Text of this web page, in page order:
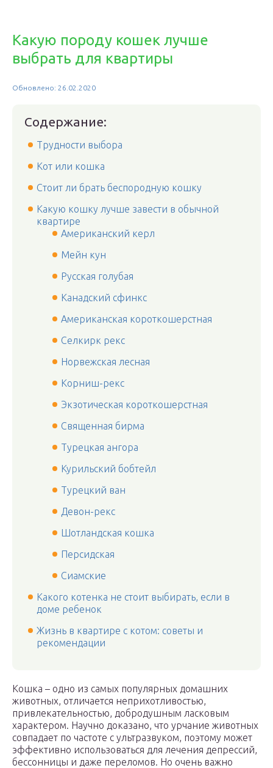
Какую породу кошек лучше
выбрать для квартиры
Обновлено: 26.02.2020
Содержание:
Трудности выбора
Кот или кошка
Стоит ли брать беспородную кошку
Какую кошку лучше завести в обычной
квартире
Американский керл
Мейн кун
Русская голубая
Канадский сфинкс
Американская короткошерстная
Селкирк рекс
Норвежская лесная
Корниш-рекс
Экзотическая короткошерстная
Священная бирма
Турецкая ангора
Курильский бобтейл
Турецкий ван
Девон-рекс
Шотландская кошка
Персидская
Сиамские
Какого котенка не стоит выбирать, если в
доме ребенок
Жизнь в квартире с котом: советы и
рекомендации
Кошка – одно из самых популярных домашних
животных, отличается неприхотливостью,
привлекательностью, добродушным ласковым
характером. Научно доказано, что урчание животных
совпадает по частоте с ультразвуком, поэтому может
эффективно использоваться для лечения депрессий,
бессонницы и даже переломов. Но очень важно